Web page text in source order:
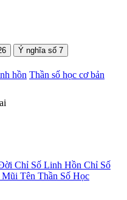
Ý nghĩa số 7
hồn Thần số học cơ bản
Chỉ Số Linh Hồn Chỉ Số
Mũi Tên Thần Số Học